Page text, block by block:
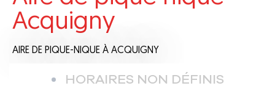
Acquigny
AIRE DE PIQUE-NIQUE À ACQUIGNY
HORAIRES NON DÉFINIS